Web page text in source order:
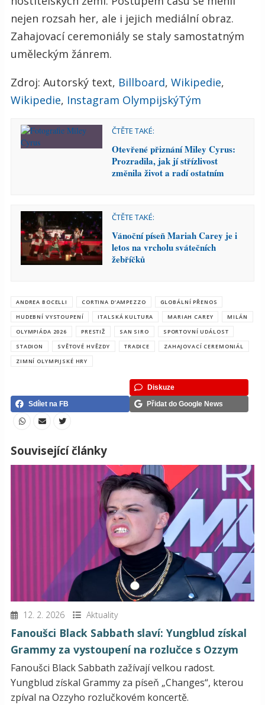
nejen rozsah her, ale i jejich mediální obraz.
Zahajovací ceremoniály se staly samostatným
uměleckým žánrem.
Zdroj: Autorský text, Billboard, Wikipedie,
Wikipedie, Instagram OlympijskýTým
ČTĚTE TAKÉ:
Otevřené přiznání Miley Cyrus:
Prozradila, jak jí střízlivost
změnila život a radí ostatním
ČTĚTE TAKÉ:
Vánoční píseň Mariah Carey je i
letos na vrcholu svátečních
žebříčků
ANDREA BOCELLI CORTINA D’AMPEZZO
GLOBÁLNÍ PŘENOS
HUDEBNÍ VYSTOUPENÍ
ITALSKÁ KULTURA MARIAH CAREY
MILÁN
OLYMPIÁDA 2026
PRESTIŽ SAN SIRO
SPORTOVNÍ UDÁLOST
STADION
SVĚTOVÉ HVĚZDY TRADICE
ZAHAJOVACÍ CEREMONIÁL
ZIMNÍ OLYMPIJSKÉ HRY
Diskuze
Sdílet na FB
Přidat do Google News
Související články
12. 2. 2026 Aktuality
Fanoušci Black Sabbath slaví: Yungblud získal
Grammy za vystoupení na rozlučce s Ozzym
Fanoušci Black Sabbath zažívají velkou radost.
Yungblud získal Grammy za píseň „Changes“, kterou
zpíval na Ozzyho rozlučkovém koncertě.